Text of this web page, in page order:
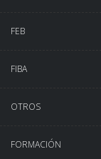
FEB
FIBA
OTROS
FORMACIÓN